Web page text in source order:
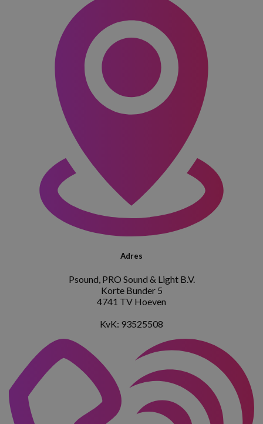
Adres
Psound, PRO Sound & Light B.V.
Korte Bunder 5
4741 TV Hoeven
KvK: 93525508